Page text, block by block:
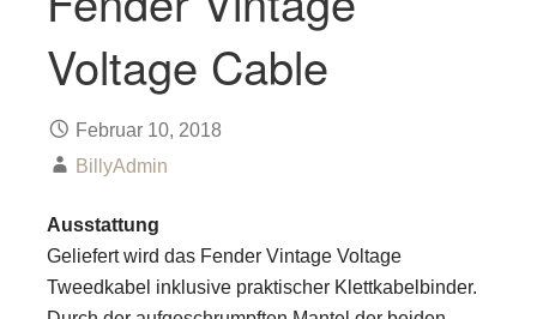
Voltage Cable
Februar 10, 2018
BillyAdmin
Ausstattung
Geliefert wird das Fender Vintage Voltage
Tweedkabel inklusive praktischer Klettkabelbinder.